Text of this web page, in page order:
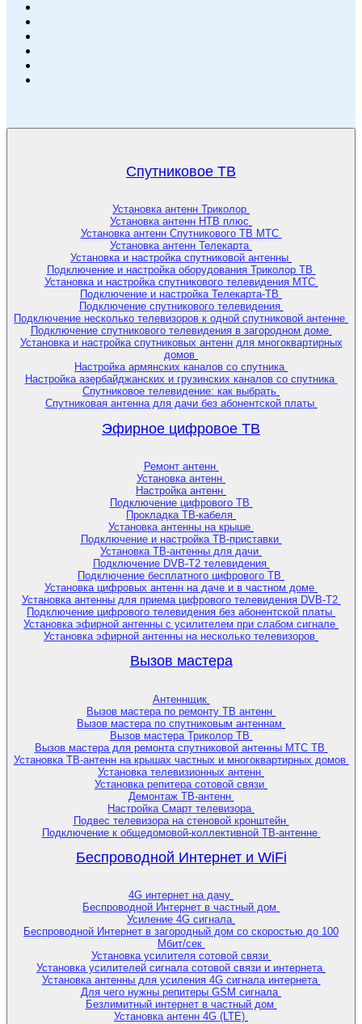
Спутниковое ТВ
Установка антенн Триколор
Установка антенн НТВ плюс
Установка антенн Спутникового ТВ МТС
Установка антенн Телекарта
Установка и настройка спутниковой антенны
Подключение и настройка оборудования Триколор ТВ
Установка и настройка спутникового телевидения МТС
Подключение и настройка Телекарта-ТВ
Подключение спутникового телевидения
Подключение несколько телевизоров к одной спутниковой антенне
Подключение спутникового телевидения в загородном доме
Установка и настройка спутниковых антенн для многоквартирных
домов
Настройка армянских каналов со спутника
Настройка азербайджанских и грузинских каналов со спутника
Спутниковое телевидение: как выбрать
Спутниковая антенна для дачи без абонентской платы
Эфирное цифровое ТВ
Ремонт антенн
Установка антенн
Настройка антенн
Подключение цифрового ТВ
Прокладка ТВ-кабеля
Установка антенны на крыше
Подключение и настройка ТВ-приставки
Установка ТВ-антенны для дачи
Подключение DVB-T2 телевидения
Подключение бесплатного цифрового ТВ
Установка цифровых антенн на даче и в частном доме
Установка антенны для приема цифрового телевидения DVB-T2
Подключение цифрового телевидения без абонентской платы
Установка эфирной антенны с усилителем при слабом сигнале
Установка эфирной антенны на несколько телевизоров
Вызов мастера
Антеннщик
Вызов мастера по ремонту ТВ антенн
Вызов мастера по спутниковым антеннам
Вызов мастера Триколор ТВ
Вызов мастера для ремонта спутниковой антенны МТС ТВ
Установка ТВ-антенн на крышах частных и многоквартирных домов
Установка телевизионных антенн
Установка репитера сотовой связи
Демонтаж ТВ-антенн
Настройка Смарт телевизора
Подвес телевизора на стеновой кронштейн
Подключение к общедомовой-коллективной ТВ-антенне
Беспроводной Интернет и WiFi
4G интернет на дачу
Беспроводной Интернет в частный дом
Усиление 4G сигнала
Беспроводной Интернет в загородный дом со скоростью до 100
Мбит/сек
Установка усилителя сотовой связи
Установка усилителей сигнала сотовой связи и интернета
Установка антенны для усиления 4G сигнала интернета
Для чего нужны репитеры GSM сигнала
Безлимитный интернет в частный дом
Установка антенн 4G (LTE)